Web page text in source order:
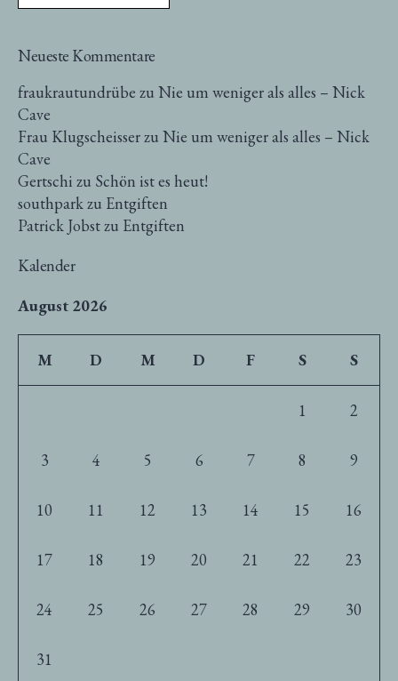
Neueste Kommentare
fraukrautundrübe zu Nie um weniger als alles – Nick
Cave
Frau Klugscheisserzu Nie um weniger als alles – Nick
Cave
Gertschi zu Schön ist es heut!
southparkzu Entgiften
Patrick Jobstzu Entgiften
Kalender
August 2026
M D M D F S S
1 2
3 4 5 6 7 8 9
10 11 12 13 14 15 16
17 18 19 20 21 22 23
24 25 26 27 28 29 30
31